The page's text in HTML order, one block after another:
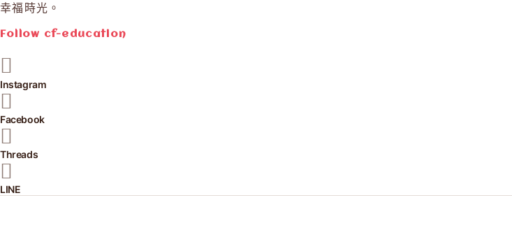
幸福時光。
Follow cf-education
Instagram
Facebook
Threads
LINE